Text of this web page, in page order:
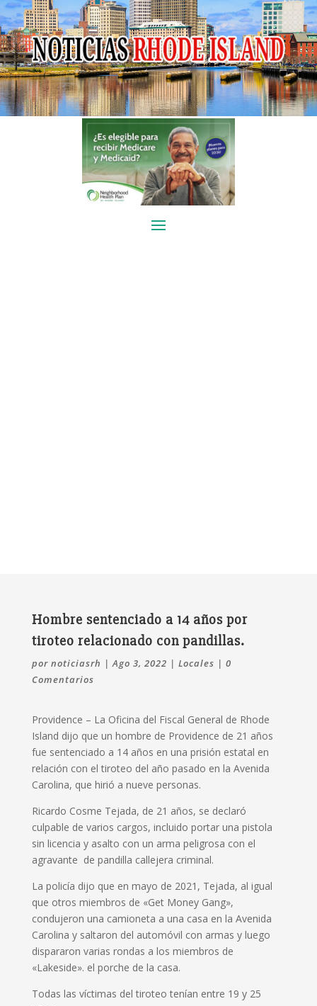
Hombre sentenciado a 14 años por
tiroteo relacionado con pandillas.
por noticiasrh | Ago 3, 2022 | Locales | 0
Comentarios
Providence – La Oficina del Fiscal General de Rhode
Island dijo que un hombre de Providence de 21 años
fue sentenciado a 14 años en una prisión estatal en
relación con el tiroteo del año pasado en la Avenida
Carolina, que hirió a nueve personas.
Ricardo Cosme Tejada, de 21 años, se declaró
culpable de varios cargos, incluido portar una pistola
sin licencia y asalto con un arma peligrosa con el
agravante de pandilla callejera criminal.
La policía dijo que en mayo de 2021, Tejada, al igual
que otros miembros de «Get Money Gang»,
condujeron una camioneta a una casa en la Avenida
Carolina y saltaron del automóvil con armas y luego
dispararon varias rondas a los miembros de
«Lakeside». el porche de la casa.
Todas las víctimas del tiroteo tenían entre 19 y 25